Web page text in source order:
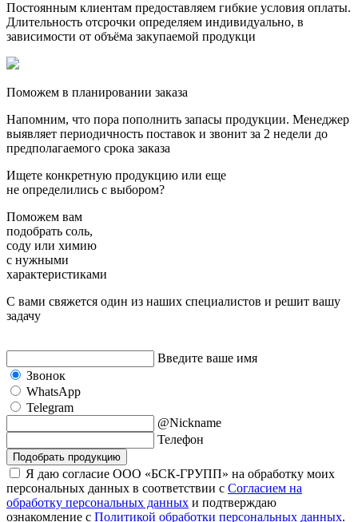
Постоянным клиентам предоставляем гибкие условия оплаты.
Длительность отсрочки определяем индивидуально, в
зависимости от объёма закупаемой продукци
Поможем в планировании заказа
Напомним, что пора пополнить запасы продукции. Менеджер
выявляет периодичность поставок и звонит за 2 недели до
предполагаемого срока заказа
Ищете конкретную продукцию или еще
не определились с выбором?
Поможем вам
подобрать соль,
соду или химию
с нужными
характеристиками
С вами свяжется один из наших специалистов и решит вашу
задачу
Введите ваше имя
Звонок
WhatsApp
Telegram
@Nickname
Телефон
Подобрать продукцию
Я даю согласие ООО «БСК-ГРУПП» на обработку моих
персональных данных в соответствии с Согласием на
обработку персональных данных и подтверждаю
ознакомление с Политикой обработки персональных данных.